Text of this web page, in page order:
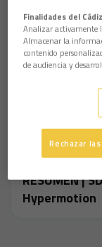
RESUMEN |
Hypermotion
Finalidades del
Analizar activamente
Almacenar la
contenido
de audiencia y
Rechazar